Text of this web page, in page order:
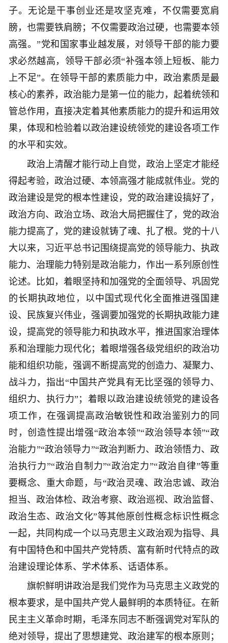
子。无论是干事创业还是攻坚克难，不仅需要宽肩
膀，也需要铁肩膀；不仅需要政治过硬，也需要本领
高强。”党和国家事业越发展，对领导干部的能力要
求必然越高，领导干部必须“补强本领上短板、能力
上不足”。在领导干部的素质能力中，政治素质是最
核心的素养，政治能力是第一位的能力，起着统领和
管总作用，直接决定着其他素质能力的提升和运用效
果，体现和检验着以政治建设统领党的建设各项工作
的水平和实效。
政治上清醒才能行动上自觉，政治上坚定才能经
得起考验，政治过硬、本领高强才能成就伟业。党的
政治建设是党的根本性建设，党的政治建设搞好了，
政治方向、政治立场、政治大局把握住了，党的政治
能力提高了，党的建设就铸了魂、扎了根。党的十八
大以来，习近平总书记围绕提高党的领导能力、执政
能力、治理能力特别是政治能力，作出一系列原创性
论述。比如，着眼坚持和加强党的全面领导、巩固党
的长期执政地位，以中国式现代化全面推进强国建
设、民族复兴伟业，强调要加强党的长期执政能力建
设，提高党的领导能力和执政水平，推进国家治理体
系和治理能力现代化；着眼增强各级党组织的政治功
能和组织功能，强调不断提高党的创造力、凝聚力、
战斗力，指出“中国共产党具有无比坚强的领导力、
组织力、执行力”；着眼以政治建设统领党的建设各
项工作，在强调提高政治敏锐性和政治鉴别力的同
时，创造性提出增强“政治本领”“政治领导本领”“政
治能力”“政治领导力”“政治判断力、政治领悟力、政
治执行力”“政治自制力”“政治定力”“政治自律”等重
要概念、重大命题，与“政治灵魂、政治忠诚、政治
担当、政治体检、政治考察、政治巡视、政治监督、
政治生态、政治文化”等其他原创性概念标识性概念
一起，共同构成一个以马克思主义政治观为指导、具
有中国特色和中国共产党特质、富有新时代特点的政
治建设理论体系、学术体系、话语体系。
旗帜鲜明讲政治是我们党作为马克思主义政党的
根本要求，是中国共产党人最鲜明的本质特征。在新
民主主义革命时期，毛泽东同志不断强调党对军队的
绝对领导，提出了思想建党、政治建军的根本原则；